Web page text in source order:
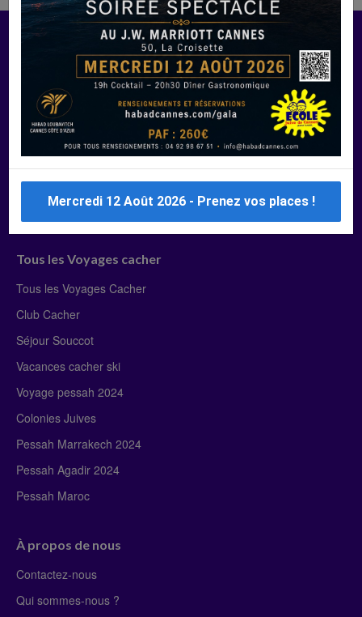
Manger Cacher
Liste des restaurants cacher
Restaurants cacher à Paris
Restaurants cacher à Deauville
Restaurants cacher à Lyon
Restaurants cacher à Marseille
Restaurants cacher Dubaï
Tous les Voyages cacher
Tous les Voyages Cacher
Club Cacher
Séjour Souccot
Vacances cacher ski
Voyage pessah 2024
Colonies Juives
Pessah Marrakech 2024
Pessah Agadir 2024
Pessah Maroc
À propos de nous
Contactez-nous
Qui sommes-nous ?
Mercredi 12 Août 2026 - Prenez vos places !